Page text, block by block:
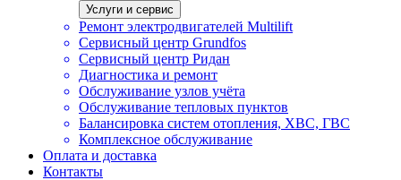
Услуги и сервис
Ремонт электродвигателей Multilift
Сервисный центр Grundfos
Сервисный центр Ридан
Диагностика и ремонт
Обслуживание узлов учёта
Обслуживание тепловых пунктов
Балансировка систем отопления, ХВС, ГВС
Комплексное обслуживание
Оплата и доставка
Контакты